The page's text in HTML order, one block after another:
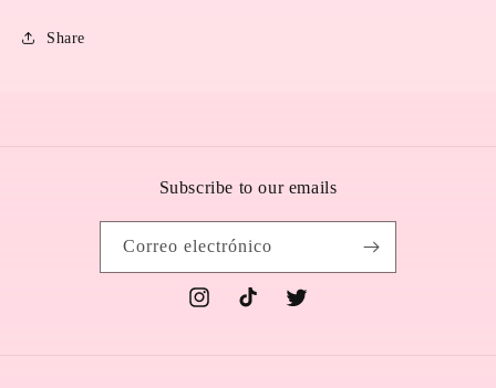
Share
Subscribe to our emails
Correo electrónico
InstagramTikTok Twitter